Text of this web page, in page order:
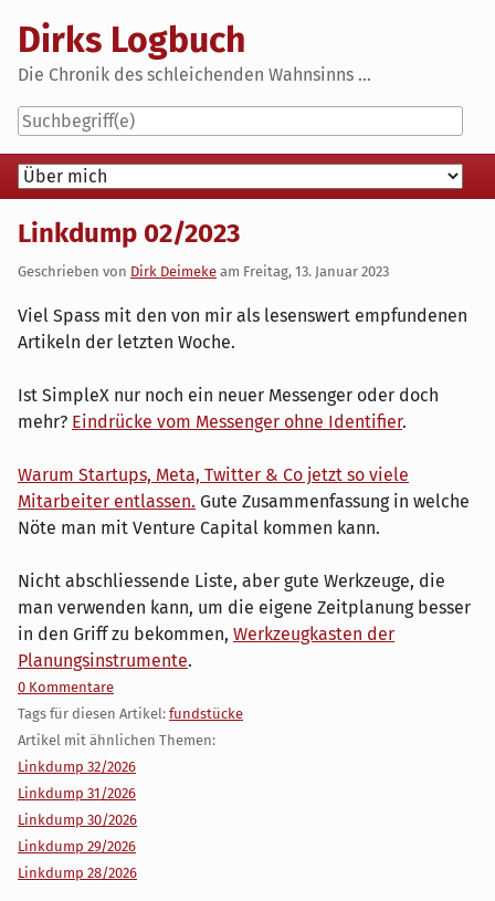
content
Dirks Logbuch
Die Chronik des schleichenden Wahnsinns ...
Navigation
Linkdump 02/2023
Geschrieben von Dirk Deimeke am Freitag, 13. Januar 2023
Viel Spass mit den von mir als lesenswert empfundenen
Artikeln der letzten Woche.
Ist SimpleX nur noch ein neuer Messenger oder doch
mehr? Eindrücke vom Messenger ohne Identifier.
Warum Startups, Meta, Twitter & Co jetzt so viele
Mitarbeiter entlassen. Gute Zusammenfassung in welche
Nöte man mit Venture Capital kommen kann.
Nicht abschliessende Liste, aber gute Werkzeuge, die
man verwenden kann, um die eigene Zeitplanung besser
in den Griff zu bekommen, Werkzeugkasten der
Planungsinstrumente.
0 Kommentare
Tags für diesen Artikel: fundstücke
Artikel mit ähnlichen Themen:
Linkdump 32/2026
Linkdump 31/2026
Linkdump 30/2026
Linkdump 29/2026
Linkdump 28/2026